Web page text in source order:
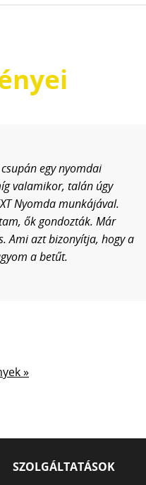
egy nyomdai
valamikor, talán úgy
Nyomda munkájával.
ők gondozták. Már
Ami azt bizonyítja, hogy a
a betűt.
»
SZOLGÁLTATÁSOK